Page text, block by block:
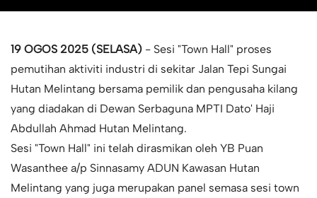
19 OGOS 2025 (SELASA) - Sesi "Town Hall" proses
pemutihan aktiviti industri di sekitar Jalan Tepi Sungai
Hutan Melintang bersama pemilik dan pengusaha kilang
yang diadakan di Dewan Serbaguna MPTI Dato' Haji
Abdullah Ahmad Hutan Melintang.
Sesi "Town Hall" ini telah dirasmikan oleh YB Puan
Wasanthee a/p Sinnasamy ADUN Kawasan Hutan
Melintang yang juga merupakan panel semasa sesi town